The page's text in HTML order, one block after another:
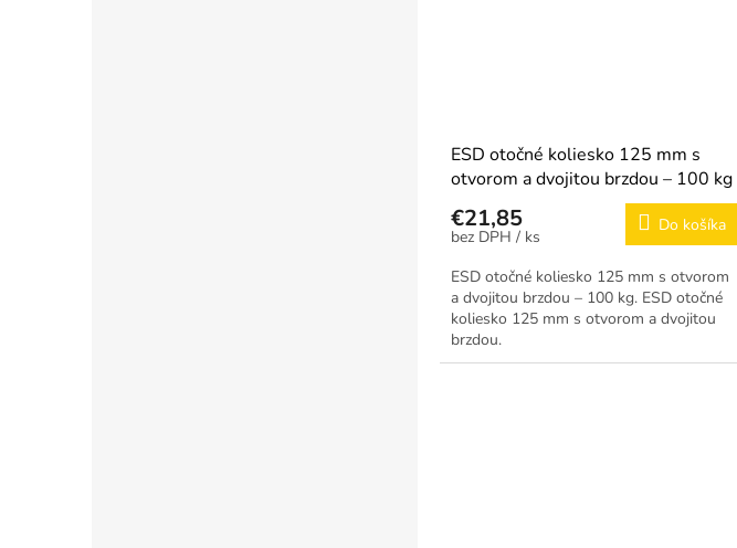
ESD otočné koliesko 125 mm s
otvorom a dvojitou brzdou – 100 kg
€21,85
/ ks
Do košíka
ESD otočné koliesko 125 mm s otvorom
a dvojitou brzdou – 100 kg. ESD otočné
koliesko 125 mm s otvorom a dvojitou
brzdou.